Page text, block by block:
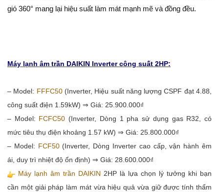
Mua bán xe
Bất động sản
Nhà đất
Cho thuê
Việc làm
gió 360° mang lại hiệu suất làm mát mạnh mẽ và đồng đều.
Máy lạnh âm trần DAIKIN Inverter công suất 2HP:
– Model: FFFC50(Inverter, Hiệu suất năng lượng CSPF đạt 4.88,
công suất điện 1.59kW) ⇒ Giá: 25.900.000₫
– Model: FCFC50 (Inverter, Dòng 1 pha sử dụng gas R32, có
mức tiêu thụ điện khoảng 1.57 kW) ⇒ Giá: 25.800.000₫
– Model: FCF50(Inverter, Dòng Inverter cao cấp, vận hành êm
ái, duy trì nhiệt độ ổn định) ⇒ Giá: 28.600.000₫
Máy lạnh âm trần DAIKIN 2HP là lựa chọn lý tưởng khi bạn
cần một giải pháp làm mát vừa hiệu quả vừa giữ được tính thẩm